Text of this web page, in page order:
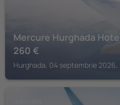
Mercure Hurghada
260 €
Hurghada, 04 septembrie 2026,